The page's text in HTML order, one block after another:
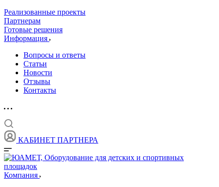
Реализованные проекты
Партнерам
Готовые решения
Информация
Вопросы и ответы
Статьи
Новости
Отзывы
Контакты
КАБИНЕТ ПАРТНЕРА
Компания